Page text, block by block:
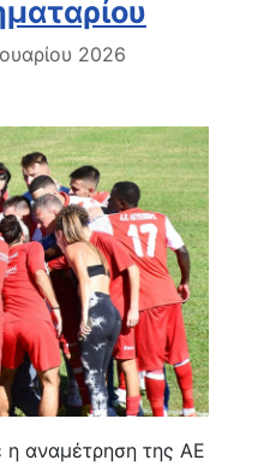
2026
αναμέτρηση της ΑΕ